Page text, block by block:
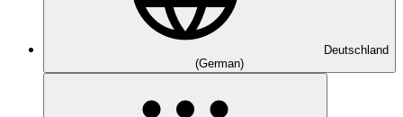
Deutschland
(German)